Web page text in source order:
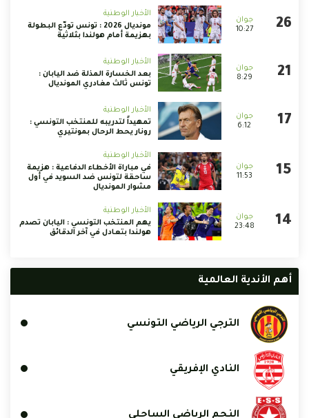
10:27
الأخبار الوطنية
مونديال 2026 : تونس تودّع البطولة
بهزيمة أمام هولندا بثلاثية
8:29
الأخبار الوطنية
بعد الخسارة المذلة ضد اليابان :
تونس ثالث مغادري المونديال
6:12
الأخبار الوطنية
تمهيداً لتدريبه للمنتخب التونسي :
رونار يحط الرحال بمونتيري
11:53
الأخبار الوطنية
في مباراة الأخطاء الدفاعية : هزيمة
ساحقة لتونس ضد السويد في أول
مشوار المونديال
23:48
الأخبار الوطنية
يهم المنتخب التونسي : اليابان تصدم
هولندا بتعادل في آخر الدقائق
أهم الأندية العالمية
الترجي الرياضي التونسي
النادي الإفريقي
النجم الرياضي الساحلي